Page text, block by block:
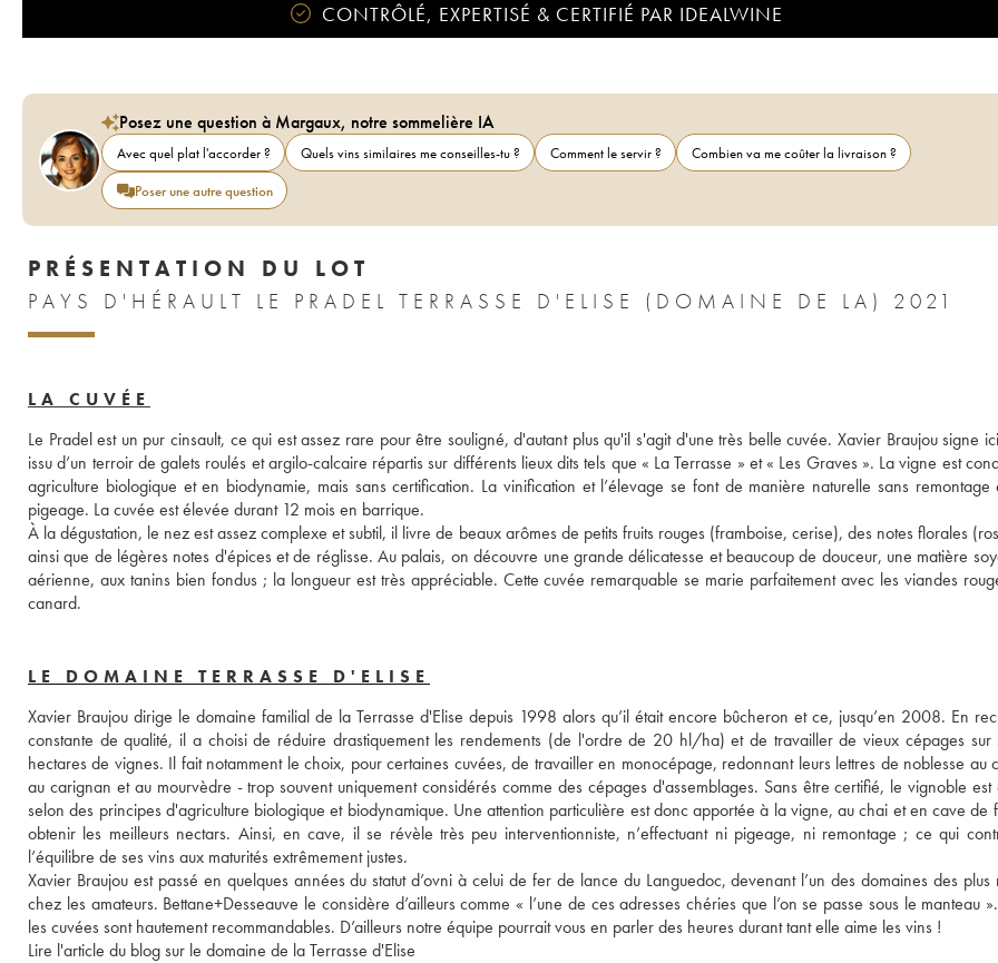
CONTRÔLÉ, EXPERTISÉ & CERTIFIÉ PAR IDEALWINE
Posez une question à Margaux, notre sommelière IA
Avec quel plat l'accorder ? Quels vins similaires me conseilles-tu ? Comment le servir ?
Combien va me coûter la livraison ?
Poser une autre question
PRÉSENTATION DU LOT
PAYS D'HÉRAULT LE PRADEL TERRASSE D'ELISE (DOMAINE DE LA) 2021
LA CUVÉE
Le Pradel est un pur cinsault, ce qui est assez rare pour être souligné, d'autant plus qu'il s'agit d'une très belle cuvée. Xavier Braujou signe
issu d’un terroir de galets roulés et argilo-calcaire répartis sur différents lieux dits tels que « La Terrasse » et « Les Graves ». La vigne est
agriculture biologique et en biodynamie, mais sans certification. La vinification et l’élevage se font de manière naturelle sans remontage
pigeage. La cuvée est élevée durant 12 mois en barrique.
À la dégustation, le nez est assez complexe et subtil, il livre de beaux arômes de petits fruits rouges (framboise, cerise), des notes florales
ainsi que de légères notes d'épices et de réglisse. Au palais, on découvre une grande délicatesse et beaucoup de douceur, une matière
aérienne, aux tanins bien fondus ; la longueur est très appréciable. Cette cuvée remarquable se marie parfaitement avec les viandes
canard.
LE DOMAINE TERRASSE D'ELISE
Xavier Braujou dirige le domaine familial de la Terrasse d'Elise depuis 1998 alors qu’il était encore bûcheron et ce, jusqu’en 2008. En
constante de qualité, il a choisi de réduire drastiquement les rendements (de l'ordre de 20 hl/ha) et de travailler de vieux cépages sur
hectares de vignes. Il fait notamment le choix, pour certaines cuvées, de travailler en monocépage, redonnant leurs lettres de noblesse au
au carignan et au mourvèdre - trop souvent uniquement considérés comme des cépages d'assemblages. Sans être certifié, le vignoble est
selon des principes d'agriculture biologique et biodynamique. Une attention particulière est donc apportée à la vigne, au chai et en cave de
obtenir les meilleurs nectars. Ainsi, en cave, il se révèle très peu interventionniste, n’effectuant ni pigeage, ni remontage ; ce qui
l’équilibre de ses vins aux maturités extrêmement justes.
Xavier Braujou est passé en quelques années du statut d’ovni à celui de fer de lance du Languedoc, devenant l’un des domaines des plus
chez les amateurs. Bettane+Desseauve le considère d’ailleurs comme « l’une de ces adresses chéries que l’on se passe sous le manteau
les cuvées sont hautement recommandables. D’ailleurs notre équipe pourrait vous en parler des heures durant tant elle aime les vins !
Lire l'article du blog sur le domaine de la Terrasse d'Elise